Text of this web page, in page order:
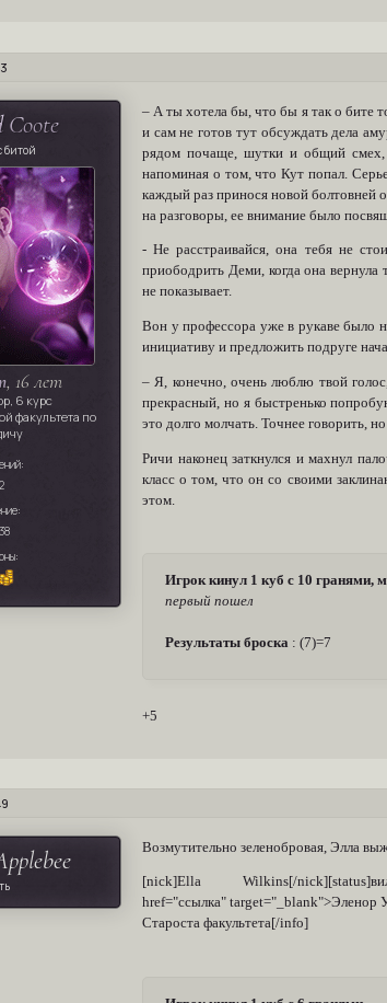
Coote
битой
, 16 лет
6 курс
факультета по
– А ты хотела бы, что бы я так о бите
и сам не готов тут обсуждать дела
рядом почаще, шутки и общий смех,
напоминая о том, что Кут попал.
каждый раз принося новой болтовней
на разговоры, ее внимание было
- Не расстраивайся, она тебя не
приободрить Деми, когда она
не показывает.
Вон у профессора уже в рукаве было
инициативу и предложить подруге
– Я, конечно, очень люблю твой
прекрасный, но я быстренько
это долго молчать. Точнее говорить,
Ричи наконец заткнулся и махнул
класс о том, что он со своими
этом.
Игрок кинул 1 куб с 10 гранями,
первый пошел
Результаты броска : (7)=7
+5
Возмутительно зеленобровая, Элла
[nick]Ella Wilkins[/
href="ссылка" target="_blank">Эленор
Староста факультета[/info]